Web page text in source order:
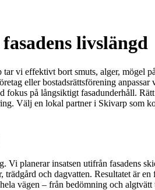
livslängd
vi effektivt bort smuts, alger, mögel
eller bostadsrättsförening
fokus på långsiktigt fasadunderhåll.
Välj en lokal partner i Skivarp som
Vi planerar insatsen utifrån fasadens
och dagvatten. Resultatet är en
vägen – från bedömning och